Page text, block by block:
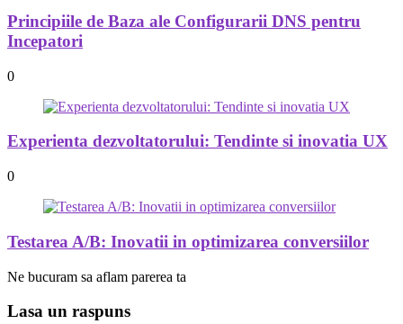
Principiile de Baza ale Configurarii DNS pentru
Incepatori
0
Experienta dezvoltatorului: Tendinte si inovatia UX
0
Testarea A/B: Inovatii in optimizarea conversiilor
Ne bucuram sa aflam parerea ta
Lasa un raspuns